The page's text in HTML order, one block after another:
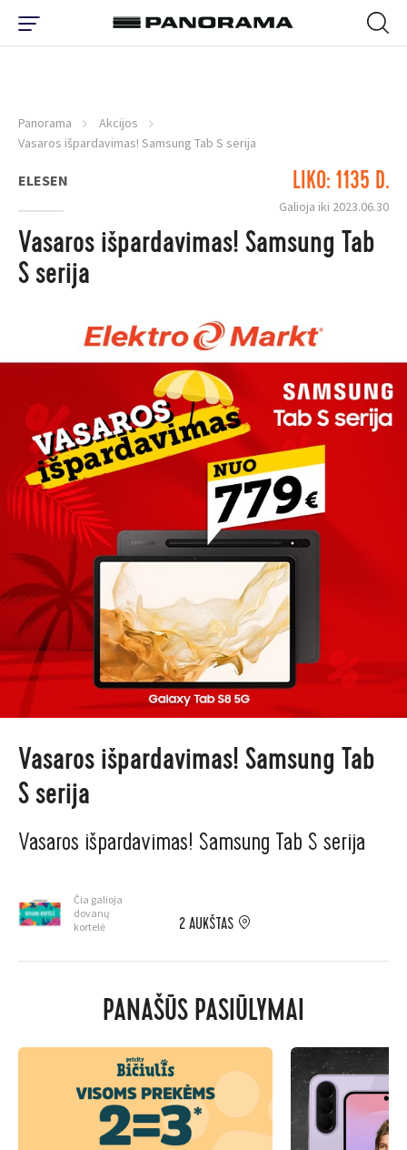
Panorama
Akcijos
Vasaros išpardavimas! Samsung Tab S serija
ELESEN LIKO: 1135 D.
Galioja iki 2023.06.30
Vasaros išpardavimas! Samsung Tab
S serija
Vasaros išpardavimas! Samsung Tab
S serija
Vasaros išpardavimas! Samsung Tab S serija
Čia galioja
dovanų
kortelė
2 AUKŠTAS
PANAŠŪS PASIŪLYMAI